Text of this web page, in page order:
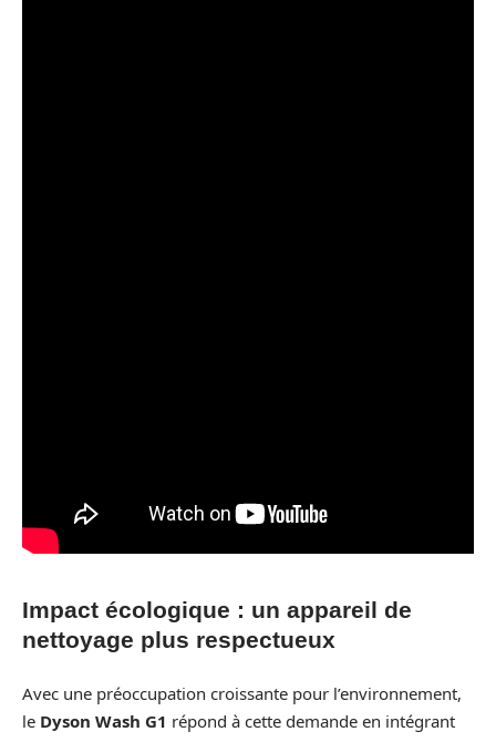
Impact écologique : un appareil de
nettoyage plus respectueux
Avec une préoccupation croissante pour l’environnement,
le Dyson Wash G1 répond à cette demande en intégrant